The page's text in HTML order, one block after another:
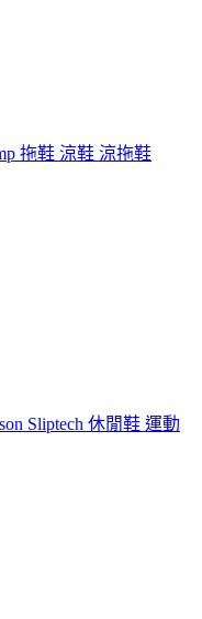
拖鞋 涼鞋 涼拖鞋
Sliptech 休閒鞋 運動